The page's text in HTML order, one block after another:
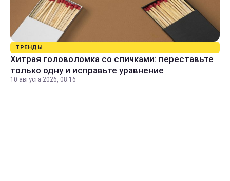
ТРЕНДЫ
Хитрая головоломка со спичками: переставьте
только одну и исправьте уравнение
10 августа 2026, 08:16